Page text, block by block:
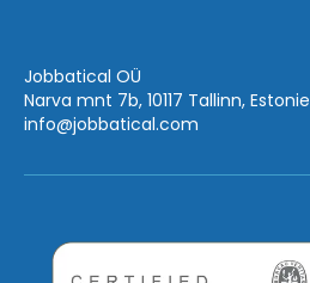
Jobbatical OÜ
Narva mnt 7b, 10117 Tallinn, Estonie
info@jobbatical.com